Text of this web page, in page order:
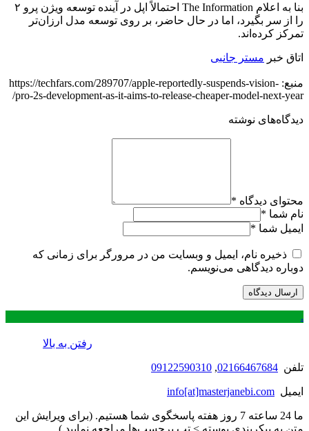
بنا به اعلام The Information احتمالاً اپل در آینده توسعه ویژن پرو ۲
را از سر بگیرد، اما در حال حاضر، بر روی توسعه مدل ارزا‌ن‌تر
تمرکز کرده‌اند.
اتاق خبر مستر جانبی
منبع: https://techfars.com/289707/apple-reportedly-suspends-vision-
pro-2s-development-as-it-aims-to-release-cheaper-model-next-year/
دیدگاه‌های نوشته
محتوای دیدگاه *
نام شما *
ایمیل شما *
ذخیره نام، ایمیل و وبسایت من در مرورگر برای زمانی که
دوباره دیدگاهی می‌نویسم.
.
رفتن به بالا
تلفن 02166467684
,
09122590310
ایمیل info[at]masterjanebi.com
ما 24 ساعته 7 روز هفته پاسخگوی شما هستیم. (برای ویرایش این